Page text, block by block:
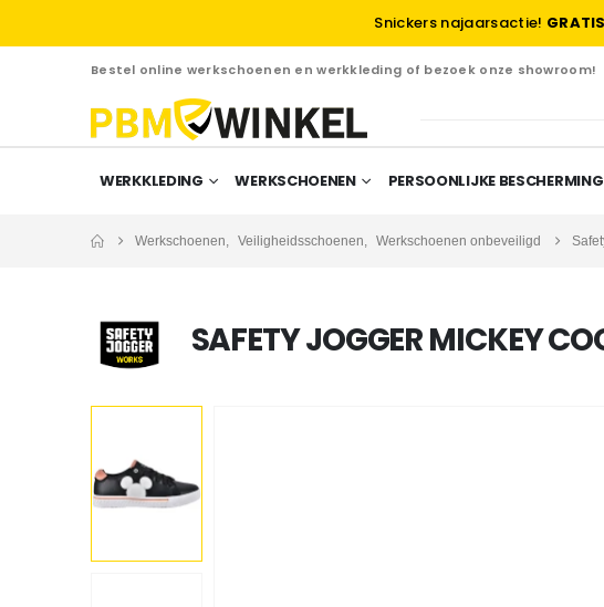
Snickers najaarsactie!
Bestel online werkschoenen en werkkleding of bezoek onze showroom!
WERKKLEDING WERKSCHOENEN PERSOONLIJKE BESCHERMING
Werkschoenen, Veiligheidsschoenen, Werkschoenen onbeveiligd
SAFETY JOGGER MICKEY